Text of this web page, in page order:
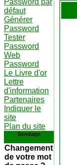
Password par
défaut
Générer
Password
Tester
Password
Web
Password
Le Livre d'or
Lettre
d'information
Partenaires
Indiquer le
site
Plan du site
Sondage
Changement
de votre mot